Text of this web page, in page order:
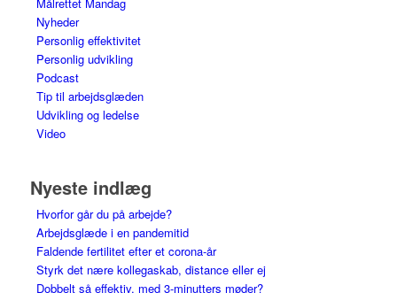
Nyheder
Personlig effektivitet
Personlig udvikling
Podcast
Tip til arbejdsglæden
Udvikling og ledelse
Video
Nyeste indlæg
Hvorfor går du på arbejde?
Arbejdsglæde i en pandemitid
Faldende fertilitet efter et corona-år
Styrk det nære kollegaskab, distance eller ej
Dobbelt så effektiv, med 3-minutters møder?